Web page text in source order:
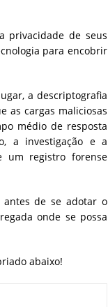
privacidade de seus
para encobrir
a descriptografia
as cargas maliciosas
médio de resposta
a investigação e a
um registro forense
antes de se adotar o
onde se possa
abaixo!